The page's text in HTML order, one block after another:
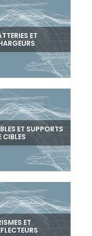
ET
ET SUPPORTS
CIBLES
ET